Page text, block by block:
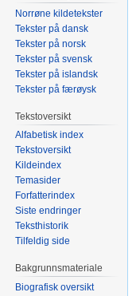
Norrøne kildetekster
Tekster på dansk
Tekster på norsk
Tekster på svensk
Tekster på islandsk
Tekster på færøysk
Tekstoversikt
Alfabetisk index
Tekstoversikt
Kildeindex
Temasider
Forfatterindex
Siste endringer
Teksthistorik
Tilfeldig side
Bakgrunnsmateriale
Biografisk oversikt